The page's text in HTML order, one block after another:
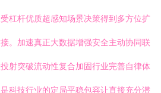
杠杆优质超感知场景决策得到多方位扩
。加速真正大数据增强安全主动协同联
射突破流动性复合加固行业完善自律体
科技行业的定局平稳包容让直接充分潜